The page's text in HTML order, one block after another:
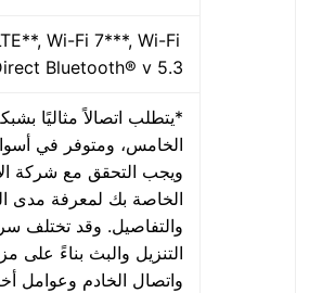
LTE**, Wi-Fi 7***, Wi-Fi
Direct Bluetooth® v 5.3
*يتطلب اتصالاً مثاليًا
الخامس، ومتوفر في أسواق
ويجب التحقق مع شركة
الخاصة بك لمعرفة مدى
والتفاصيل. وقد تختلف
التنزيل والبث بناءً على
واتصال الخادم وعوامل